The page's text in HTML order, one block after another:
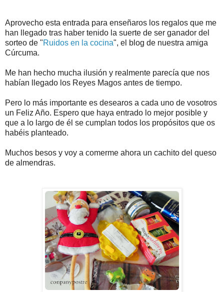
Aprovecho esta entrada para enseñaros los regalos que me
han llegado tras haber tenido la suerte de ser ganador del
sorteo de "Ruidos en la cocina", el blog de nuestra amiga
Cúrcuma.
Me han hecho mucha ilusión y realmente parecía que nos
habían llegado los Reyes Magos antes de tiempo.
Pero lo más importante es desearos a cada uno de vosotros
un Feliz Año. Espero que haya entrado lo mejor posible y
que a lo largo de él se cumplan todos los propósitos que os
habéis planteado.
Muchos besos y voy a comerme ahora un cachito del queso
de almendras.